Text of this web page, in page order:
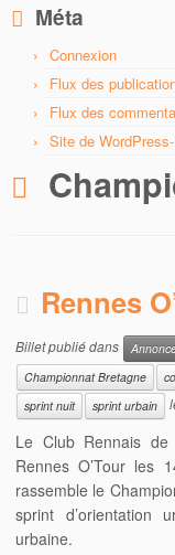
Méta
Connexion
Flux des
Flux des
Site de
Rennes
Billet publié dans
Championnat Bretagne
sprint nuit
sprint urbain
Le Club Rennais de
Rennes O’Tour les
rassemble le
sprint d’orientation
urbaine.